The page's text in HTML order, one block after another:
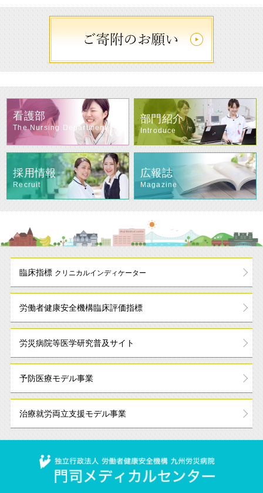
看護部
The Nursing Department
部門紹介
Introduce
採用情報
Recruit
広報誌
Magazine
臨床指標 クリニカルインディケーター
労働者健康安全機構臨床評価指標
労災病院等医学研究普及サイト
予防医療モデル事業
治療就労両立支援モデル事業